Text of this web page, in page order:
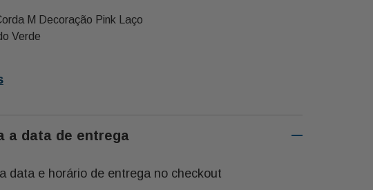
M Decoração Pink Laço
Verde
a data de entrega
data e horário de entrega no checkout